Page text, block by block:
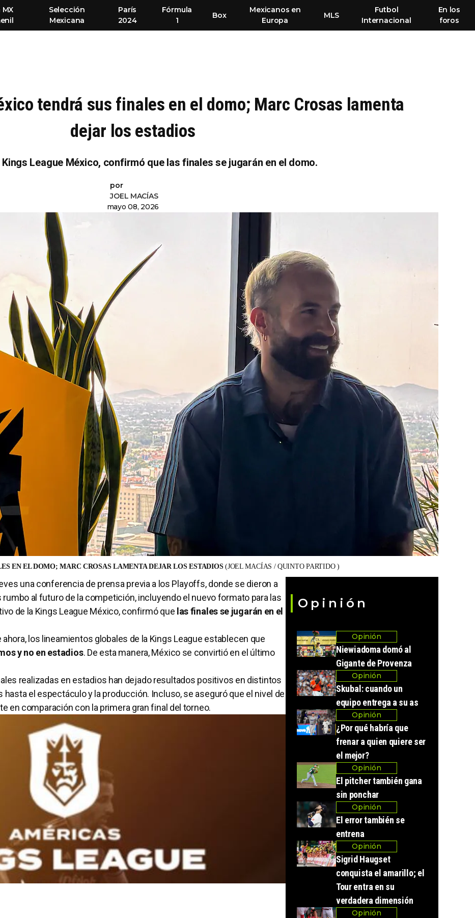
MX
Selección
Mexicana
París
2024
Fórmula
1
Box
Mexicanos en
Europa
MLS
Futbol
Internacional
En los
foros
tendrá sus finales en el domo; Marc Crosas lamenta
dejar los estadios
League México, confirmó que las finales se jugarán en el domo.
por
JOEL MACÍAS
mayo 08, 2026
EN EL DOMO; MARC CROSAS LAMENTA DEJAR LOS ESTADIOS (JOEL MACÍAS / QUINTO PARTIDO )
una conferencia de prensa previa a los Playoffs, donde se dieron a
al futuro de la competición, incluyendo el nuevo formato para las
de la Kings League México, confirmó que las finales se jugarán en el
los lineamientos globales de la Kings League establecen que
y no en estadios. De esta manera, México se convirtió en el último
realizadas en estadios han dejado resultados positivos en distintos
el espectáculo y la producción. Incluso, se aseguró que el nivel de
en comparación con la primera gran final del torneo.
Opinión
Opinión
Niewiadoma domó al
Gigante de Provenza
Opinión
Skubal: cuando un
equipo entrega a su as
Opinión
¿Por qué habría que
frenar a quien quiere ser
el mejor?
Opinión
El pitcher también gana
sin ponchar
Opinión
El error también se
entrena
Opinión
Sigrid Haugset
conquista el amarillo; el
Tour entra en su
verdadera dimensión
Opinión